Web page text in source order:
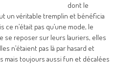
dont le
un véritable tremplin et bénéficia
ce n’était pas qu’une mode, le
se reposer sur leurs lauriers, elles
n’étaient pas là par hasard et
toujours aussi fun et décalées